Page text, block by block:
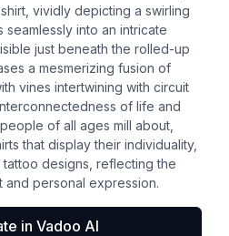
vividly depicting a swirling
into an intricate
just beneath the rolled-up
a mesmerizing fusion of
vines intertwining with circuit
of life and
of all ages mill about,
that display their individuality,
designs, reflecting the
and personal expression.
in Vadoo AI